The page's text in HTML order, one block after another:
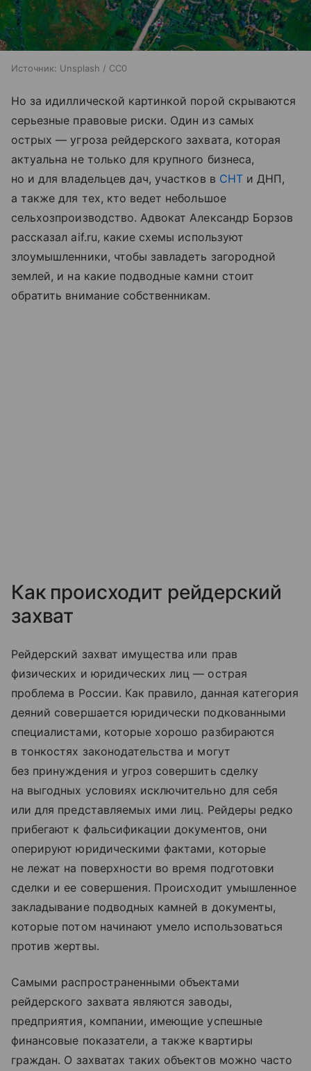
Источник: Unsplash / CC0
Но за идиллической картинкой порой скрываются
серьезные правовые риски. Один из самых
острых — угроза рейдерского захвата, которая
актуальна не только для крупного бизнеса,
но и для владельцев дач, участков в СНТи ДНП,
а также для тех, кто ведет небольшое
сельхозпроизводство. Адвокат Александр Борзов
рассказал aif.ru, какие схемы используют
злоумышленники, чтобы завладеть загородной
землей, и на какие подводные камни стоит
обратить внимание собственникам.
Как происходит рейдерский
захват
Рейдерский захват имущества или прав
физических и юридических лиц — острая
проблема в России. Как правило, данная категория
деяний совершается юридически подкованными
специалистами, которые хорошо разбираются
в тонкостях законодательства и могут
без принуждения и угроз совершить сделку
на выгодных условиях исключительно для себя
или для представляемых ими лиц. Рейдеры редко
прибегают к фальсификации документов, они
оперируют юридическими фактами, которые
не лежат на поверхности во время подготовки
сделки и ее совершения. Происходит умышленное
закладывание подводных камней в документы,
которые потом начинают умело использоваться
против жертвы.
Самыми распространенными объектами
рейдерского захвата являются заводы,
предприятия, компании, имеющие успешные
финансовые показатели, а также квартиры
граждан. О захватах таких объектов можно часто